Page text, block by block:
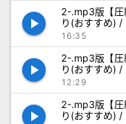
play_arrow
2-.mp3版【圧
り(おすすめ)
修行_SE.mp3
16:35
play_arrow
2-.mp3版【圧
り(おすすめ)
ンスで勃起さ
12:29
play_arrow
2-.mp3版【圧
り(おすすめ)